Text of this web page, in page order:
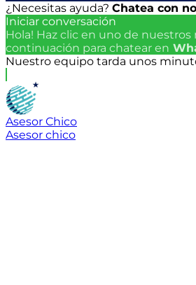
¿Necesitas ayuda? Chatea con
Iniciar conversación
Hola! Haz clic en uno de nuestros
continuación para chatear en
Nuestro equipo tarda unos
Asesor Chico
Asesor chico